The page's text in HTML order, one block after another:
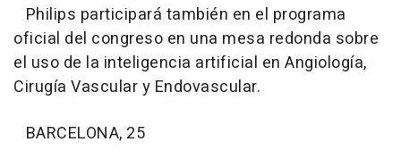
Philips participará también en el programa
oficial del congreso en una mesa redonda sobre
el uso de la inteligencia artificial en Angiología,
Cirugía Vascular y Endovascular.
BARCELONA, 25